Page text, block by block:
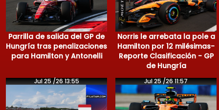
Parrilla de salida del GP de
Hungría tras penalizaciones
para Hamilton y Antonelli
Norris le arrebata la pole a
Hamilton por 12 milésimas-
Reporte Clasificación - GP
de Hungría
Jul 25 /26 13:55 Jul 25 /26 11:57